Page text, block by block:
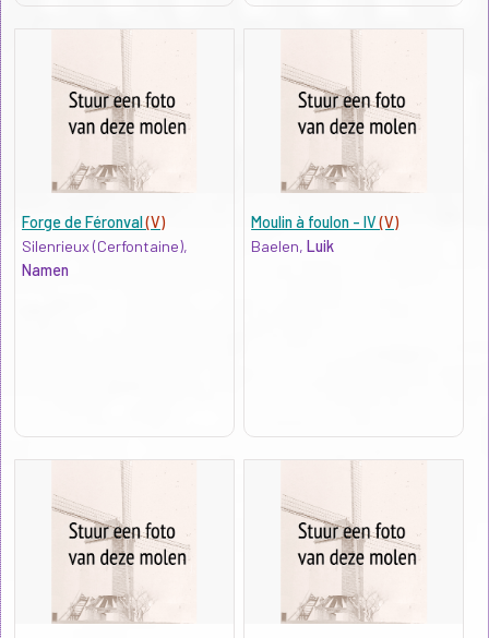
Forge de Féronval(V)
Silenrieux (Cerfontaine),
Namen
Moulin à foulon - IV(V)
Baelen,Luik